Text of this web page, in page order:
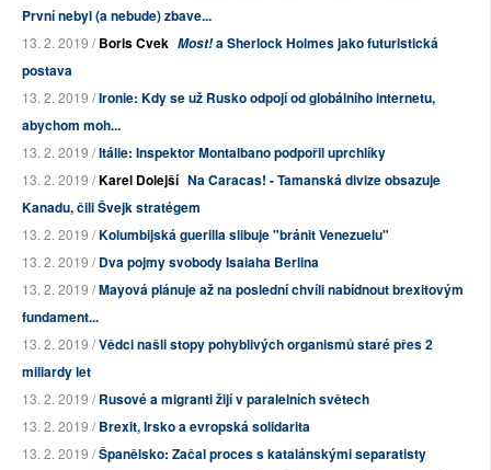
První nebyl (a nebude) zbave...
13. 2. 2019 /Boris Cvek Most!a Sherlock Holmes jako futuristická
postava
13. 2. 2019 /Ironie: Kdy se už Rusko odpojí od globálního internetu,
abychom moh...
13. 2. 2019 /Itálie: Inspektor Montalbano podpořil uprchlíky
13. 2. 2019 /Karel Dolejší Na Caracas! - Tamanská divize obsazuje
Kanadu, čili Švejk stratégem
13. 2. 2019 /Kolumbijská guerilla slibuje "bránit Venezuelu"
13. 2. 2019 /Dva pojmy svobody Isaiaha Berlina
13. 2. 2019 /Mayová plánuje až na poslední chvíli nabídnout brexitovým
fundament...
13. 2. 2019 /Vědci našli stopy pohyblivých organismů staré přes 2
miliardy let
13. 2. 2019 /Rusové a migranti žijí v paralelních světech
13. 2. 2019 /Brexit, Irsko a evropská solidarita
13. 2. 2019 /Španělsko: Začal proces s katalánskými separatisty